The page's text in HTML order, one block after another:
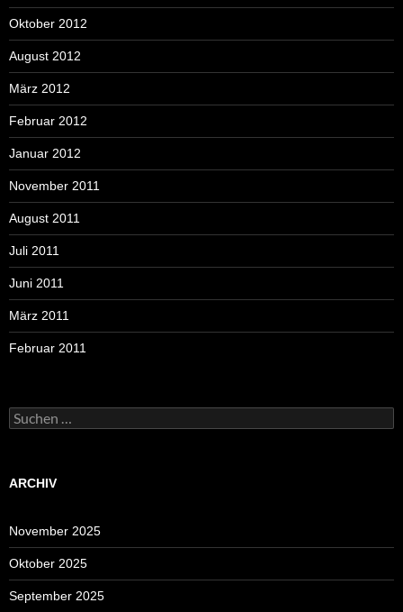
Oktober 2012
August 2012
März 2012
Februar 2012
Januar 2012
November 2011
August 2011
Juli 2011
Juni 2011
März 2011
Februar 2011
Suchen
nach:
ARCHIV
November 2025
Oktober 2025
September 2025